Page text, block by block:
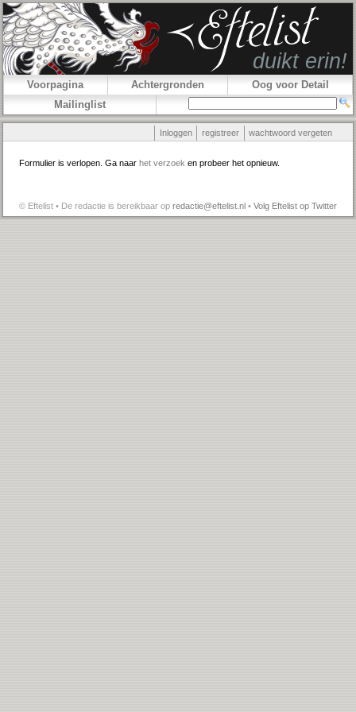
Voorpagina Achtergronden
Oog voor Detail
Mailinglist
Inloggen registreer wachtwoord vergeten
Formulier is verlopen. Ga naar het verzoek en probeer het opnieuw.
© Eftelist • De redactie is bereikbaar op redactie@eftelist.nl • Volg Eftelist op Twitter